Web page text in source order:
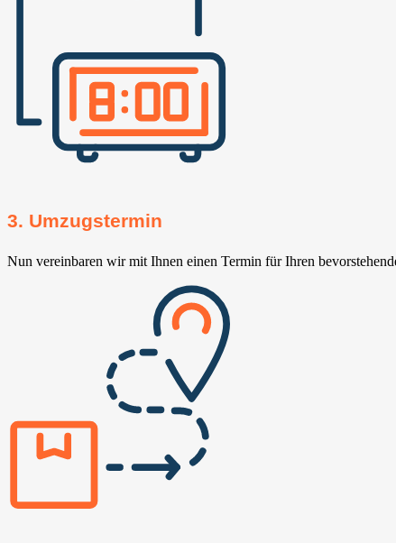
3. Umzugstermin
Nun vereinbaren wir mit Ihnen einen Termin für Ihren